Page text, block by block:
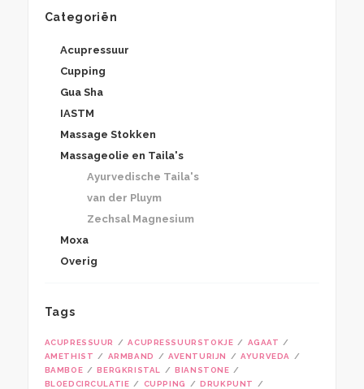
Categoriën
Acupressuur
Cupping
Gua Sha
IASTM
Massage Stokken
Massageolie en Taila's
Ayurvedische Taila's
van der Pluym
Zechsal Magnesium
Moxa
Overig
Tags
ACUPRESSUUR ACUPRESSUURSTOKJE
AGAAT
AMETHIST
ARMBAND AVENTURIJN
AYURVEDA
BAMBOE
BERGKRISTAL
BIANSTONE
BLOEDCIRCULATIE
CUPPING
DRUKPUNT